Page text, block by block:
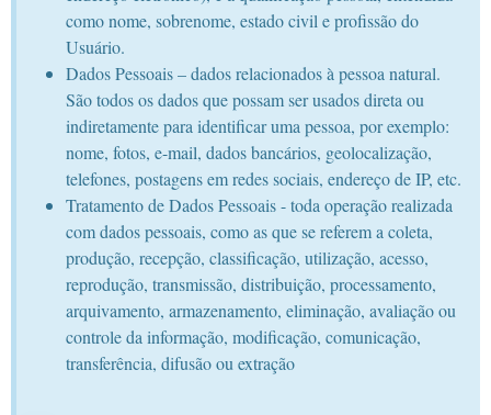
como nome, sobrenome, estado civil e profissão do
Usuário.
Dados Pessoais – dados relacionados à pessoa natural.
São todos os dados que possam ser usados direta ou
indiretamente para identificar uma pessoa, por exemplo:
nome, fotos, e-mail, dados bancários, geolocalização,
telefones, postagens em redes sociais, endereço de IP, etc.
Tratamento de Dados Pessoais - toda operação realizada
com dados pessoais, como as que se referem a coleta,
produção, recepção, classificação, utilização, acesso,
reprodução, transmissão, distribuição, processamento,
arquivamento, armazenamento, eliminação, avaliação ou
controle da informação, modificação, comunicação,
transferência, difusão ou extração